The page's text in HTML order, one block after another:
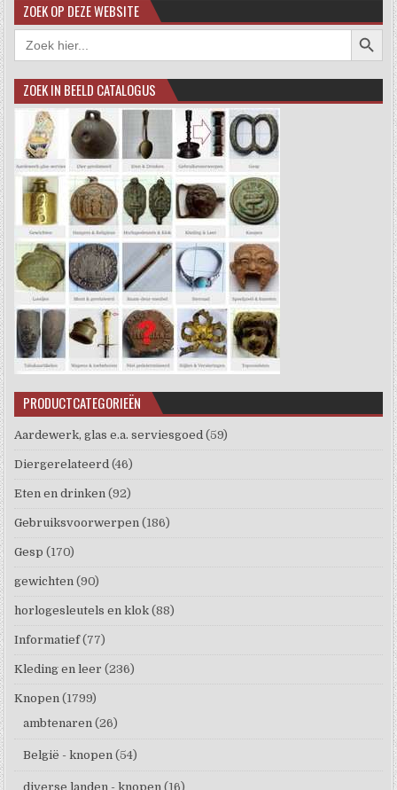
ZOEK OP DEZE WEBSITE
Zoek
naar:
ZOEK IN BEELD CATALOGUS
PRODUCTCATEGORIEËN
Aardewerk, glas e.a. serviesgoed (59)
Diergerelateerd (46)
Eten en drinken (92)
Gebruiksvoorwerpen (186)
Gesp (170)
gewichten (90)
horlogesleutels en klok (88)
Informatief (77)
Kleding en leer (236)
Knopen (1799)
ambtenaren (26)
België - knopen (54)
diverse landen - knopen (16)